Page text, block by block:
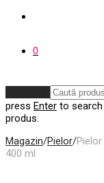
0
press Enter to search
produs.
Magazin/Pielor/Pielor
400 ml